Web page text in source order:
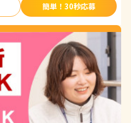
簡単！30秒応募